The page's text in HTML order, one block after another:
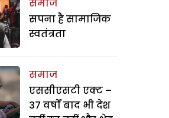
समाज
सपना है सामाजिक
स्वतंत्रता
समाज
एससीएसटी एक्ट –
37 वर्षों बाद भी देश